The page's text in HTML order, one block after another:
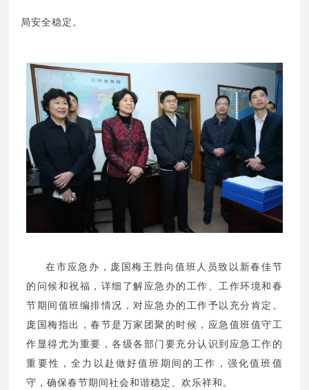
局安全稳定。
在市应急办，庞国梅王胜向值班人员致以新春佳节
的问候和祝福，详细了解应急办的工作、工作环境和春
节期间值班编排情况，对应急办的工作予以充分肯定。
庞国梅指出，春节是万家团聚的时候，应急值班值守工
作显得尤为重要，各级各部门要充分认识到应急工作的
重要性，全力以赴做好值班期间的工作，强化值班值
守，确保春节期间社会和谐稳定、欢乐祥和。